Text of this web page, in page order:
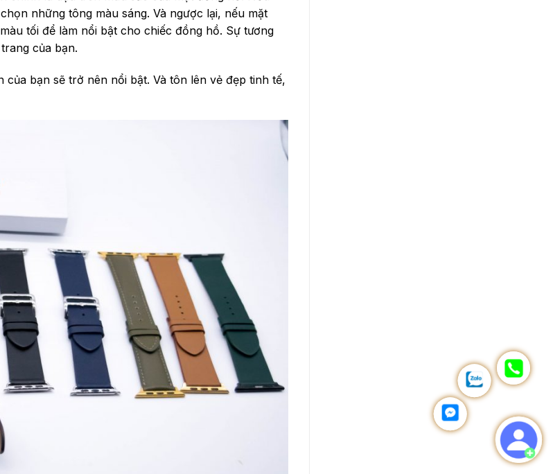
những tông màu sáng. Và ngược lại, nếu mặt
tối để làm nổi bật cho chiếc đồng hồ. Sự tương
của bạn.
bạn sẽ trở nên nổi bật. Và tôn lên vẻ đẹp tinh tế,